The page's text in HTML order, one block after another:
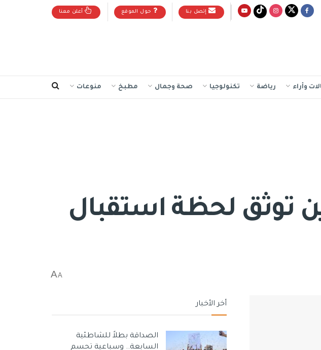
إتصل بنا حول الموقع أعلن معنا
وأراء رياضة تكنولوجيا صحة وجمال مطبخ منوعات
توثق لحظة استقبال
A
A
أخر الأخبار
الصداقة بطلاً للشاطئية
السابعة.. وسباعية تحسم